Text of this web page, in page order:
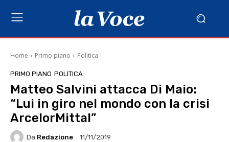
Home Primo piano Politica
PRIMO PIANO POLITICA
Matteo Salvini attacca Di Maio:
“Lui in giro nel mondo con la crisi
ArcelorMittal”
Da Redazione 11/11/2019